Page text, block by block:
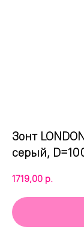
Зонт
серый,
1719,00 р.